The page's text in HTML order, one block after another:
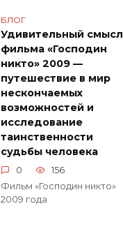
БЛОГ
Удивительный смысл
фильма «Господин
никто» 2009 —
путешествие в мир
нескончаемых
возможностей и
исследование
таинственности
судьбы человека
0
156
Фильм «Господин никто»
2009 года